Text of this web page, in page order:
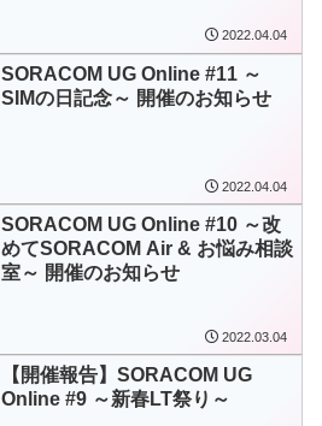
2022.04.04
SORACOM UG Online #11 ～
SIMの日記念～ 開催のお知らせ
2022.04.04
SORACOM UG Online #10 ～改
めてSORACOM Air & お悩み相談
室～ 開催のお知らせ
2022.03.04
【開催報告】SORACOM UG
Online #9 ～新春LT祭り～